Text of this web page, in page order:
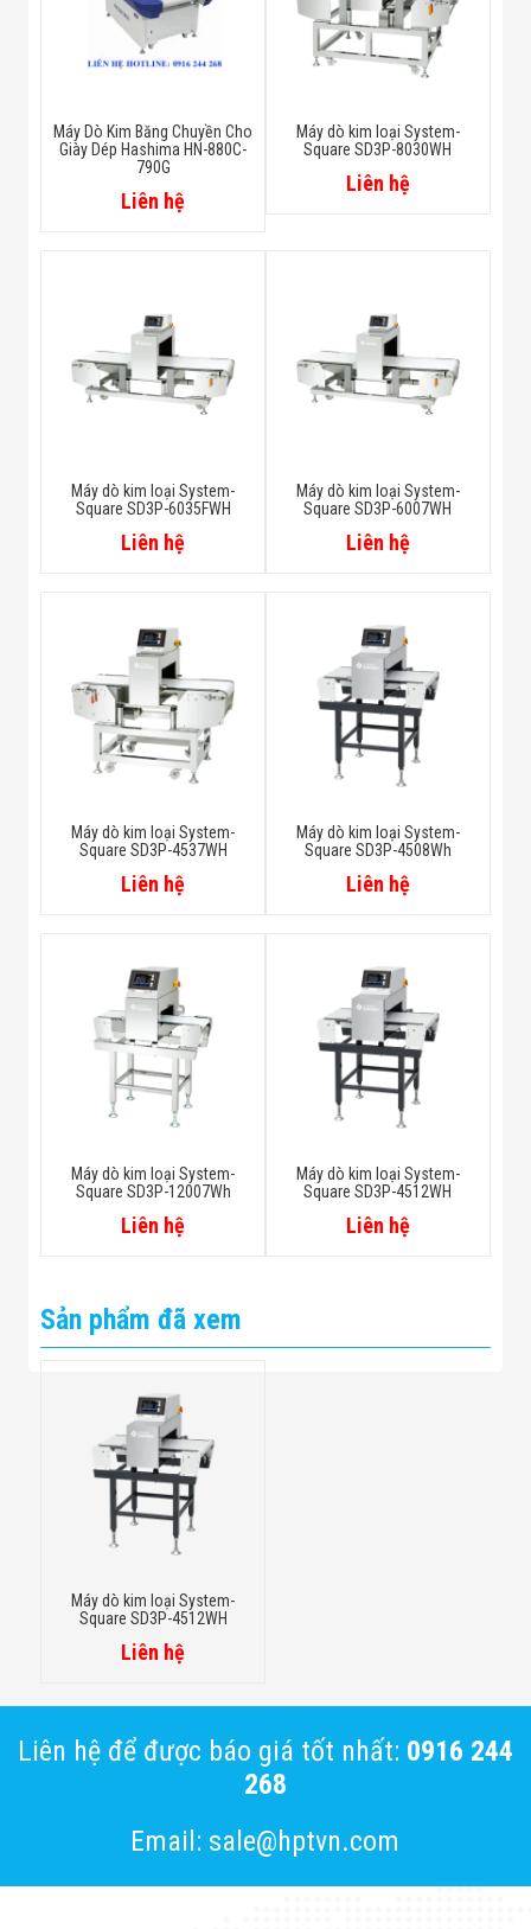
Máy Dò Kim Băng Chuyền Cho
Giày Dép Hashima HN-880C-
790G
Liên hệ
Máy dò kim loại System-
Square SD3P-8030WH
Liên hệ
Máy dò kim loại System-
Square SD3P-6035FWH
Liên hệ
Máy dò kim loại System-
Square SD3P-6007WH
Liên hệ
Máy dò kim loại System-
Square SD3P-4537WH
Liên hệ
Máy dò kim loại System-
Square SD3P-4508Wh
Liên hệ
Máy dò kim loại System-
Square SD3P-12007Wh
Liên hệ
Máy dò kim loại System-
Square SD3P-4512WH
Liên hệ
Sản phẩm đã xem
Máy dò kim loại System-
Square SD3P-4512WH
Liên hệ
Liên hệ để được báo giá tốt nhất: 0916 244
268
Email: sale@hptvn.com